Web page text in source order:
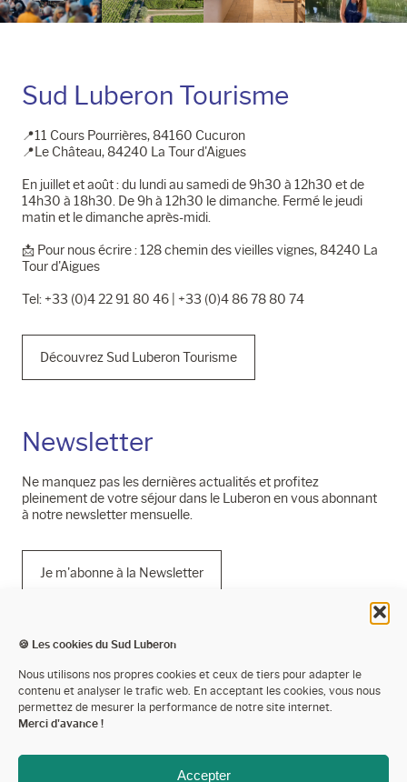
🍪 Les cookies du Sud Luberon
Nous utilisons nos propres cookies et ceux de tiers pour adapter le
contenu et analyser le trafic web. En acceptant les cookies, vous nous
permettez de mesurer la performance de notre site internet.
Merci d'avance !
Accepter
Sud Luberon Tourisme
📍11 Cours Pourrières, 84160 Cucuron
📍Le Château, 84240 La Tour d'Aigues
En juillet et août : du lundi au samedi de 9h30 à 12h30 et de
14h30 à 18h30. De 9h à 12h30 le dimanche. Fermé le jeudi
matin et le dimanche après-midi.
📩​ Pour nous écrire : 128 chemin des vieilles vignes, 84240 La
Tour d'Aigues
Tel: +33 (0)4 22 91 80 46 | +33 (0)4 86 78 80 74
Découvrez Sud Luberon Tourisme
Newsletter
Ne manquez pas les dernières actualités et profitez
pleinement de votre séjour dans le Luberon en vous abonnant
à notre newsletter mensuelle.
Je m'abonne à la Newsletter
Mentions légales
Politique de confidentialité